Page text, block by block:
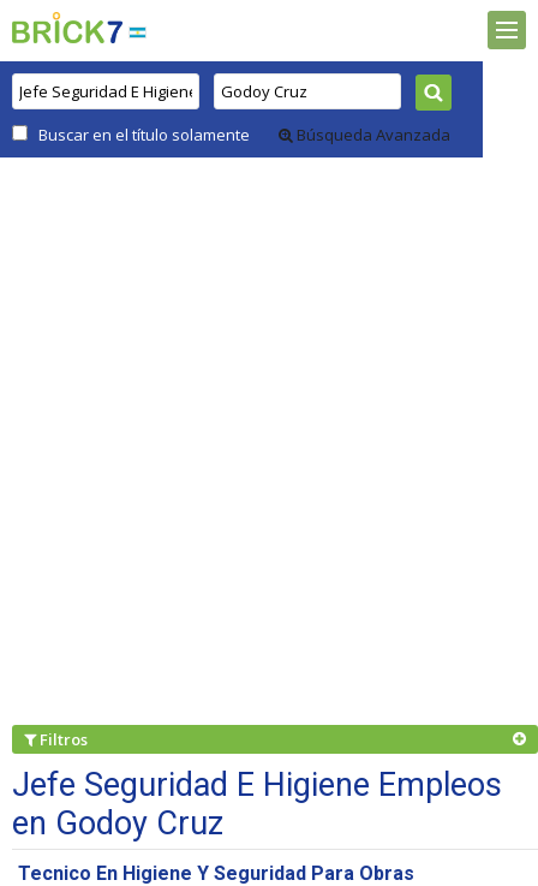
Buscar en el título solamente Búsqueda Avanzada
Filtros
Jefe Seguridad E Higiene Empleos
en Godoy Cruz
Tecnico En Higiene Y Seguridad Para Obras